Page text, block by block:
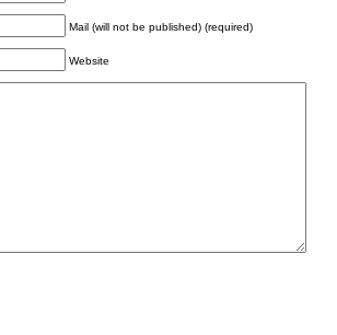
Mail (will not be published) (required)
Website